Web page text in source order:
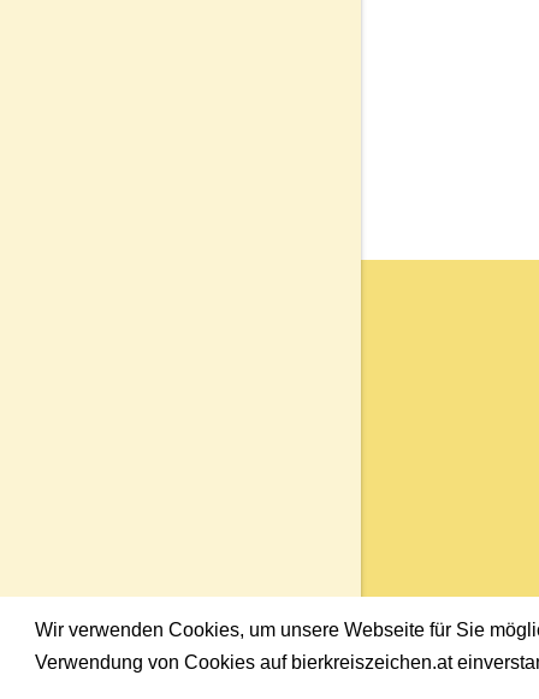
Wir verwenden Cookies, um unsere Webseite für Sie
Verwendung von Cookies auf bierkreiszeichen.at